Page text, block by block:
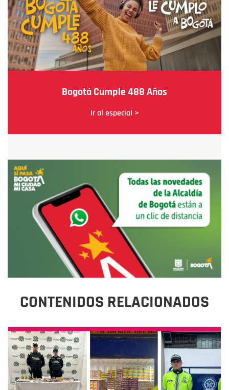
Bogotá Cumple 488 Años
Ir al especial >
CONTENIDOS RELACIONADOS